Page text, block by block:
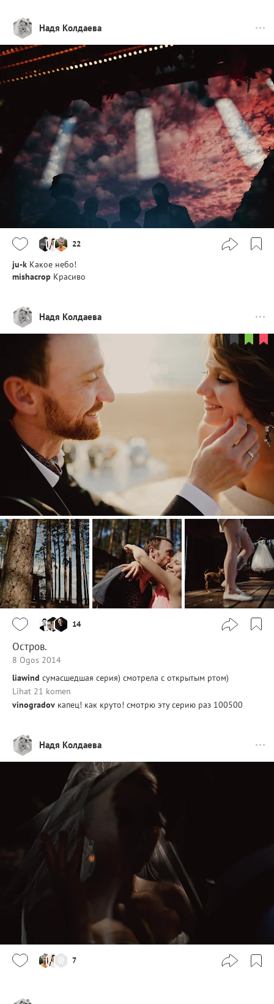
Надя Колдаева
22
ju-k Какое небо!
mishacrop Красиво
Надя Колдаева
14
Остров.
8 Ogos 2014
liawind сумасшедшая серия) смотрела с открытым ртом)
Lihat 21 komen
vinogradov капец! как круто! смотрю эту серию раз 100500
Надя Колдаева
7